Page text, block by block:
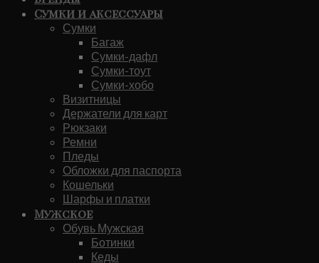
Сумки и аксессуары
Сумки
Багаж
Сумки-дафл
Сумки-тоут
Сумки-хобо
Визитницы
Держатели для карт
Рюкзаки
Ремни
Пледы
Обложки для паспорта
Кошельки
Шарфы и платки
Мужское
Обувь Мужская
Ботинки
Кеды